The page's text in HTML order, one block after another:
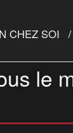
CHEZ SOI
le